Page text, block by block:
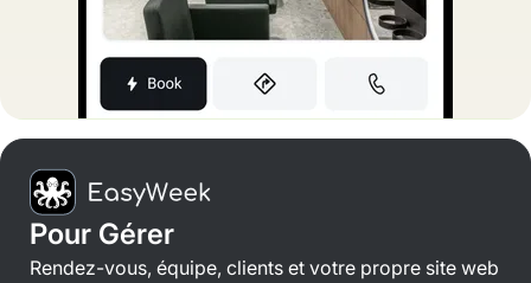
Pour Gérer
Rendez-vous, équipe, clients et votre propre site web